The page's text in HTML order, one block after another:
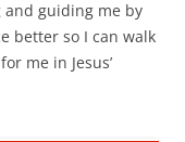
and guiding me by
better so I can walk
me in Jesus’